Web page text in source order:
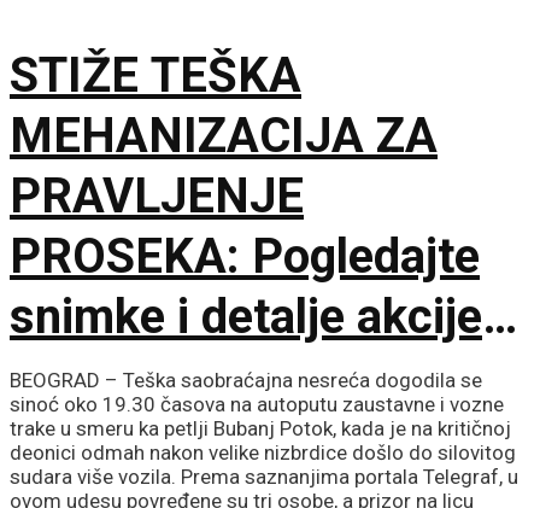
STIŽE TEŠKA
MEHANIZACIJA ZA
PRAVLJENJE
PROSEKA: Pogledajte
snimke i detalje akcije
MUP-a u Deliblatskoj
peščari
BEOGRAD – Teška saobraćajna nesreća dogodila se
sinoć oko 19.30 časova na autoputu zaustavne i vozne
trake u smeru ka petlji Bubanj Potok, kada je na kritičnoj
deonici odmah nakon velike nizbrdice došlo do silovitog
sudara više vozila. Prema saznanjima portala Telegraf, u
ovom udesu povređene su tri osobe, a prizor na licu